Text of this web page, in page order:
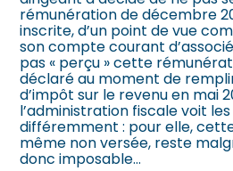
Être prêt pour la facturation
électronique
rémunération de décembre
inscrite, d’un point de vue
son compte courant
pas « perçu » cette
déclaré au moment de
d’impôt sur le revenu en mai
l’administration fiscale voit
différemment : pour elle,
même non versée, reste
donc imposable…